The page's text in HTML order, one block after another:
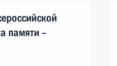
памяти –